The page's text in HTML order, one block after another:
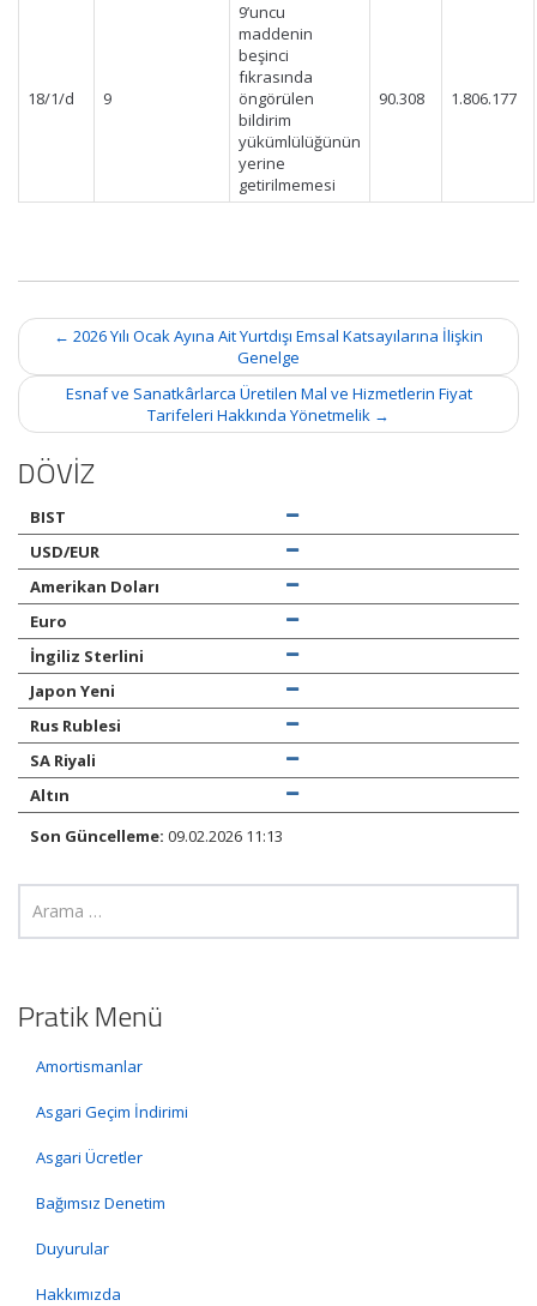
18/1/d 9
9’uncu
maddenin
beşinci
fıkrasında
öngörülen
bildirim
yükümlülüğünün
yerine
getirilmemesi
90.308 1.806.177
Post
navigation
← 2026 Yılı Ocak Ayına Ait Yurtdışı Emsal Katsayılarına İlişkin
Genelge
Esnaf ve Sanatkârlarca Üretilen Mal ve Hizmetlerin Fiyat
Tarifeleri Hakkında Yönetmelik →
DÖVİZ
BIST
USD/EUR
Amerikan Doları
Euro
İngiliz Sterlini
Japon Yeni
Rus Rublesi
SA Riyali
Altın
Son Güncelleme: 09.02.2026 11:13
Pratik Menü
Amortismanlar
Asgari Geçim İndirimi
Asgari Ücretler
Bağımsız Denetim
Duyurular
Hakkımızda